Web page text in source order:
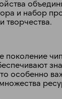
и набор
творчества.
поколение
особенно